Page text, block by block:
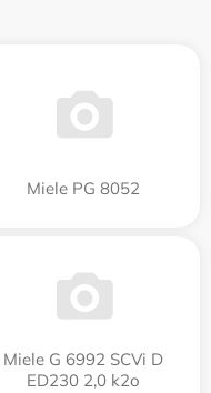
Miele PG 8052
Miele G 6992 SCVi D
ED230 2,0 k2o